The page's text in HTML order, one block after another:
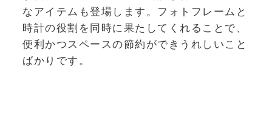
なアイテムも登場します。フォトフレームと
時計の役割を同時に果たしてくれることで、
便利かつスペースの節約ができうれしいこと
ばかりです。